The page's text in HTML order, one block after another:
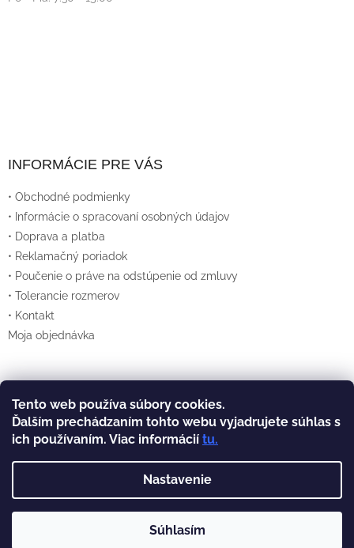
Tento web používa súbory cookies.
Ďalším prechádzaním tohto webu vyjadrujete súhlas s
ich používaním. Viac informácií tu.
Nastavenie
Súhlasím
INFORMÁCIE PRE VÁS
• Obchodné podmienky
• Informácie o spracovaní osobných údajov
• Doprava a platba
• Reklamačný poriadok
• Poučenie o práve na odstúpenie od zmluvy
• Tolerancie rozmerov
• Kontakt
Moja objednávka
Vytvoril Shoptet